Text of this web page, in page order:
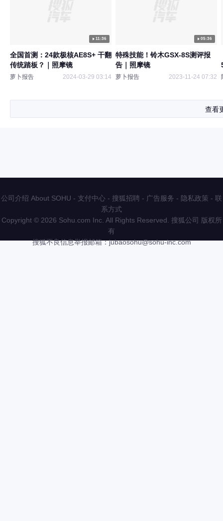
11:36
全国首测：24款极核AE8S+ 干翻
传统踏板？｜照摩镜
萝卜报告 2024-03-29 03:14
05:36
特殊技能！铃木GSX-8S测评报
告｜照摩镜
萝卜报告 2023-11-24 07:32
查看
公司介绍 About SOHU - 支付中心 - 搜狐招聘 - 广告服务 - 隐私政策 - 联
系方式
Copyright © 2026 Sohu.com Inc. All Rights Reserved. 搜狐公司 版权所
有
搜狐不良信息举报邮箱：jubaosohu@sohu-inc.com